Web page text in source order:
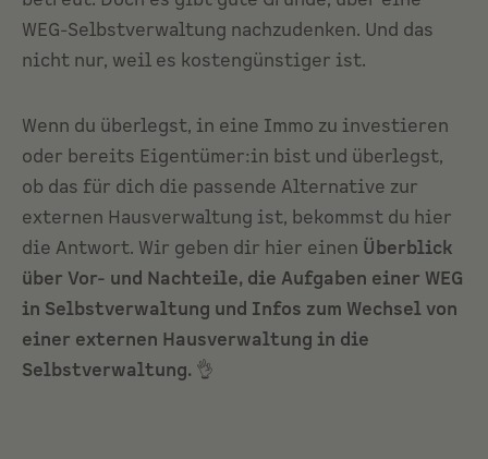
WEG-Selbstverwaltung nachzudenken. Und das
nicht nur, weil es kostengünstiger ist.
Wenn du überlegst, in eine Immo zu investieren
oder bereits Eigentümer:in bist und überlegst,
ob das für dich die passende Alternative zur
externen Hausverwaltung ist, bekommst du hier
die Antwort. Wir geben dir hier einen Überblick
über Vor- und Nachteile, die Aufgaben einer WEG
in Selbstverwaltung und Infos zum Wechsel von
einer externen Hausverwaltung in die
Selbstverwaltung. 👌